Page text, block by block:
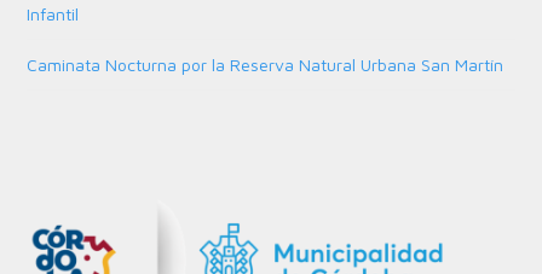
Infantil
Caminata Nocturna por la Reserva Natural Urbana San Martín